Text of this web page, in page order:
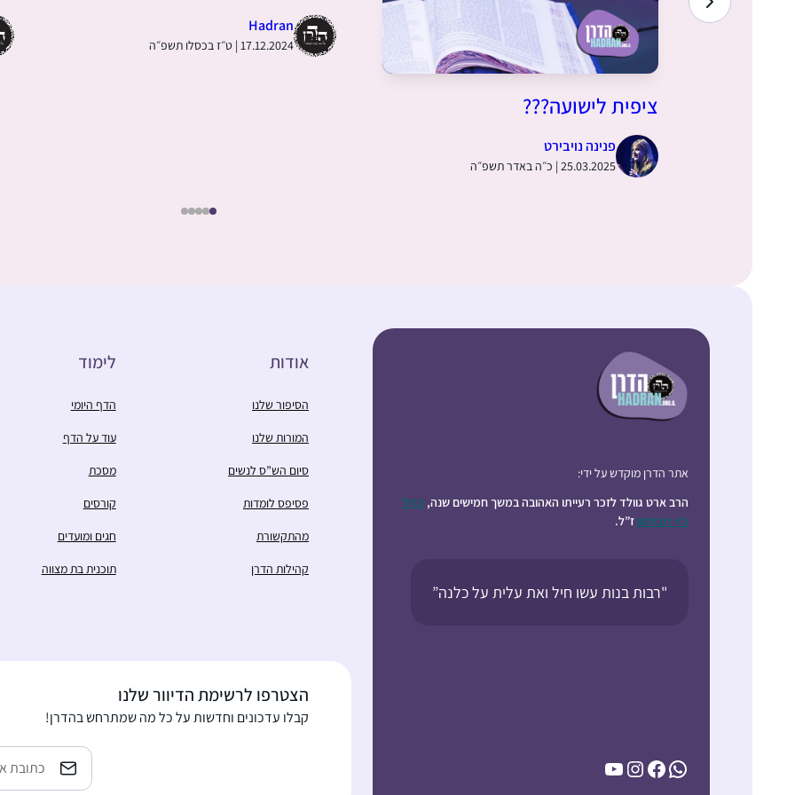
ציפית לישועה???
פנינה נויבירט
25.03.2025 | כ״ה באדר תשפ״ה
Hadran
17.12.2024 | ט״ז בכסלו תשפ״ה
אתר הדרן מוקדש על ידי:
הרב ארט גוולד לזכר רעייתו האהובה במשך חמישים שנה, קרול
ג’וי רובינסון ז”ל.
"רבות בנות עשו חיל ואת עלית על כלנה”
WhatsApp
Facebook
Instagram
YouTube
אודות
הסיפור שלנו
המורות שלנו
סיום הש”ס לנשים
פסיפס לומדות
מהתקשורת
קהילות הדרן
לימוד
הדף היומי
עוד על הדף
מסכת
קורסים
חגים ומועדים
תוכנית בת מצווה
הצטרפו לרשימת הדיוור שלנו
קבלו עדכונים וחדשות על כל מה שמתרחש בהדרן!
Email